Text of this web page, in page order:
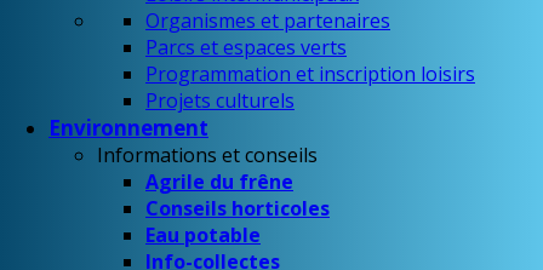
Organismes et partenaires
Parcs et espaces verts
Programmation et inscription loisirs
Projets culturels
Environnement
Informations et conseils
Agrile du frêne
Conseils horticoles
Eau potable
Info-collectes